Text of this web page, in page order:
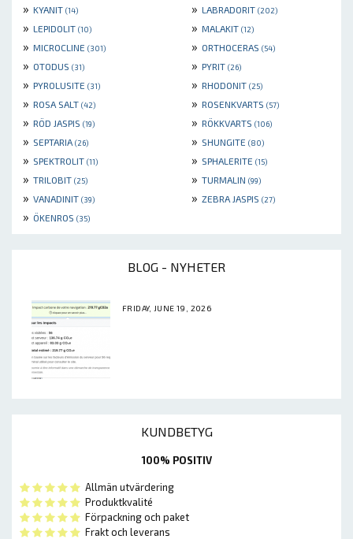
» KYANIT (14) » LABRADORIT (202)
» LEPIDOLIT (10) » MALAKIT (12)
» MICROCLINE (301) » ORTHOCERAS (54)
» OTODUS (31) » PYRIT (26)
» PYROLUSITE (31) » RHODONIT (25)
» ROSA SALT (42) » ROSENKVARTS (57)
» RÖD JASPIS (19) » RÖKKVARTS (106)
» SEPTARIA (26) » SHUNGITE (80)
» SPEKTROLIT (11) » SPHALERITE (15)
» TRILOBIT (25) » TURMALIN (99)
» VANADINIT (39) » ZEBRA JASPIS (27)
» ÖKENROS (35)
BLOG - NYHETER
FRIDAY, JUNE 19, 2026
KUNDBETYG
100% POSITIV
Allmän utvärdering
Produktkvalité
Förpackning och paket
Frakt och leverans